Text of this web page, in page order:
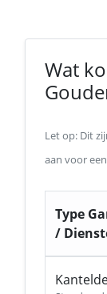
Wat
Let op: Dit
aan voor
Type
/